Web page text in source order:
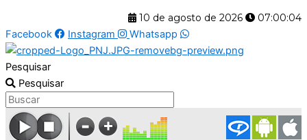
10 de agosto de 2026
07:00:04
Facebook
Instagram Whatsapp
Pesquisar
Pesquisar